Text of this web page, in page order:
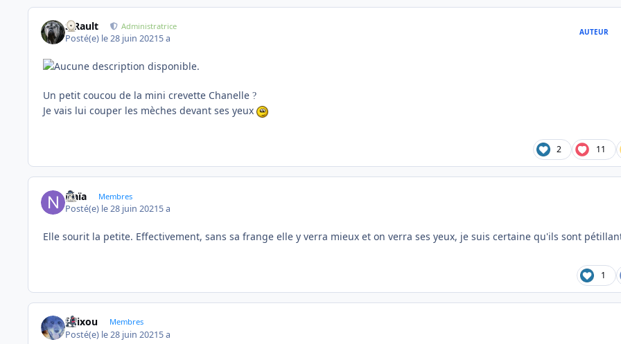
S.Rault Administratrice
Posté(e) le 28 juin 20215 a
AUTEUR
Un petit coucou de la mini crevette Chanelle ?
Je vais lui couper les mèches devant ses yeux
2 11
Naïa Membres
Posté(e) le 28 juin 20215 a
Elle sourit la petite. Effectivement, sans sa frange elle y verra mieux et on verra ses yeux, je suis certaine qu'ils sont
1
felixou Membres
Posté(e) le 28 juin 20215 a